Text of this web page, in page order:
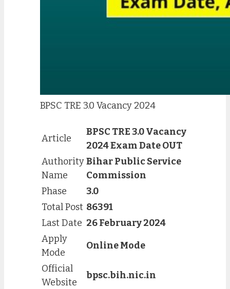
BPSC TRE 3.0 Vacancy 2024
Article
BPSC TRE 3.0 Vacancy
2024 Exam Date OUT
Authority
Name
Bihar Public Service
Commission
Phase
3.0
Total Post 86391
Last Date 26 February 2024
Apply
Mode
Online Mode
Official
Website
bpsc.bih.nic.in